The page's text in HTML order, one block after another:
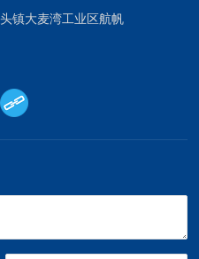
镇大麦湾工业区航帆